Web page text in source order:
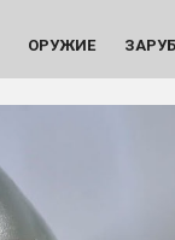
ОРУЖИЕ